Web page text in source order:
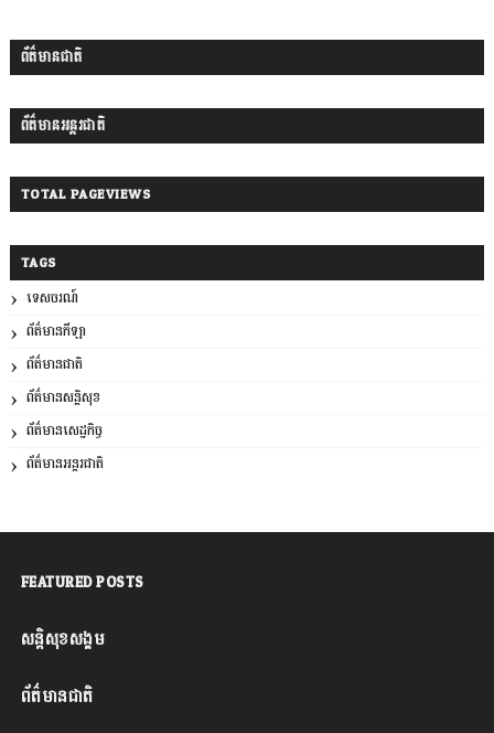
ព័ត៌មានជាតិ
ព័ត៌មានអន្តរជាតិ
TOTAL PAGEVIEWS
TAGS
ទេសចរណ៍
ព័ត៌មានកីឡា
ព័ត៌មានជាតិ
ព័ត៌មានសន្តិសុខ
ព័ត៌មានសេដ្ឋកិច្ច
ព័ត៌មានអន្តរជាតិ
FEATURED POSTS
សន្តិសុខសង្គម
ព័ត៌មានជាតិ